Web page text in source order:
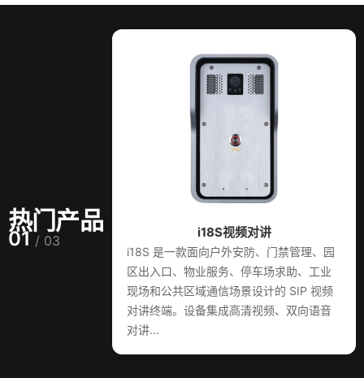
热门产品
01 / 03
i18S视频对讲
i18S 是一款面向户外安防、门禁管理、园
区出入口、物业服务、停车场求助、工业
现场和公共区域通信场景设计的 SIP 视频
对讲终端。设备集成高清视频、双向语音
对讲...